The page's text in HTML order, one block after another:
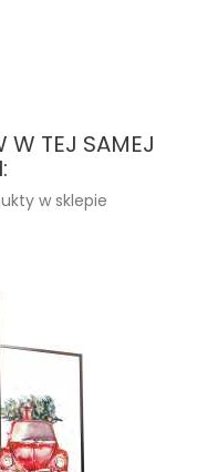
W TEJ SAMEJ
w sklepie